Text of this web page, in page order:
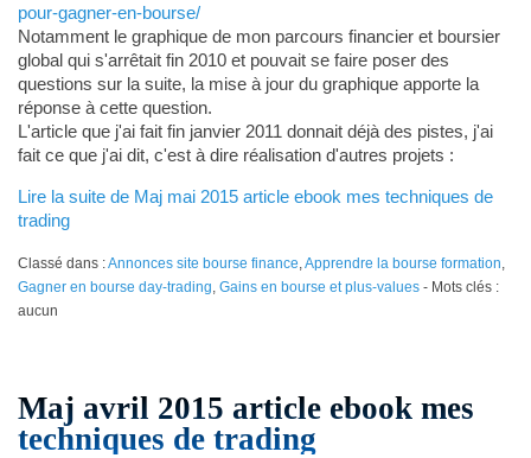
pour-gagner-en-bourse/
Notamment le graphique de mon parcours financier et boursier
global qui s'arrêtait fin 2010 et pouvait se faire poser des
questions sur la suite, la mise à jour du graphique apporte la
réponse à cette question.
L'article que j'ai fait fin janvier 2011 donnait déjà des pistes, j'ai
fait ce que j'ai dit, c'est à dire réalisation d'autres projets :
Lire la suite de Maj mai 2015 article ebook mes techniques de
trading
Classé dans :Annonces site bourse finance,Apprendre la bourse formation,
Gagner en bourse day-trading, Gains en bourse et plus-values- Mots clés :
aucun
Maj avril 2015 article ebook mes
techniques de trading